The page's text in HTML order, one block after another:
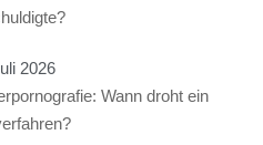
2026
Wann droht ein